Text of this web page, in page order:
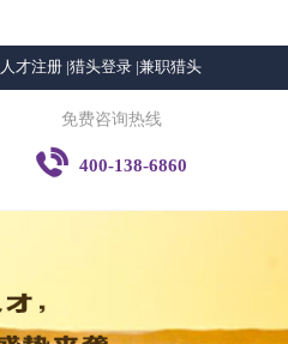
人才注册 |猎头登录 |兼职猎头
免费咨询热线
 400-138-6860